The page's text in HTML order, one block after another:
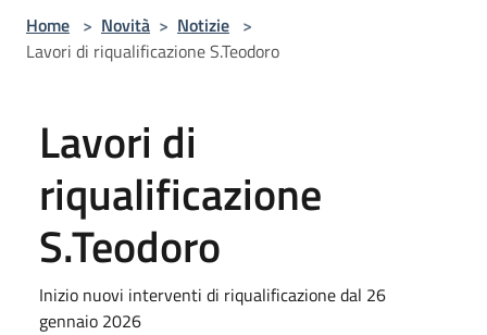
Home > Novità > Notizie >
Lavori di riqualificazione S.Teodoro
Lavori di
riqualificazione
S.Teodoro
Inizio nuovi interventi di riqualificazione dal 26
gennaio 2026